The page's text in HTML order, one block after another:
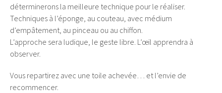
déterminerons la meilleure technique pour le réaliser.
Techniques à l’éponge, au couteau, avec médium
d’empâtement, au pinceau ou au chiffon.
L’approche sera ludique, le geste libre. L’œil apprendra à
observer.
Vous repartirez avec une toile achevée… et l’envie de
recommencer.